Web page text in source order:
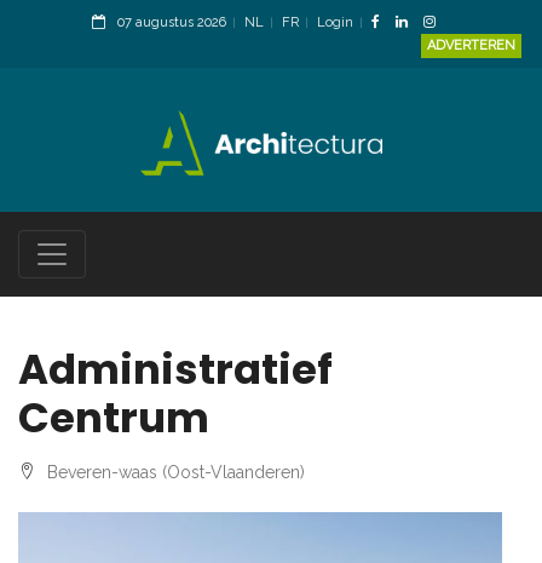
07 augustus 2026 NL FR
Login
ADVERTEREN
Administratief
Centrum
Beveren-waas (Oost-Vlaanderen)